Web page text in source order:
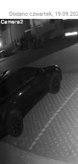
Dodano czwartek,